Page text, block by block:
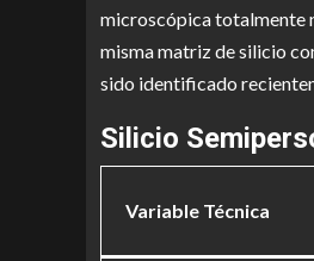
microscópica totalmente
misma matriz de silicio
sido identificado
Silicio
Variable Técnica